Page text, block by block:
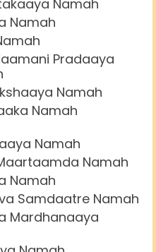
Namah
Namah
Pradaaya
Namah
Namah
Namah
Namah
Namah
Samdaatre Namah
Mardhanaaya